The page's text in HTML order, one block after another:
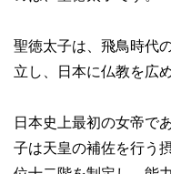
聖徳太子は、飛鳥時代
立し、日本に仏教を広
日本史上最初の女帝で
子は天皇の補佐を行う